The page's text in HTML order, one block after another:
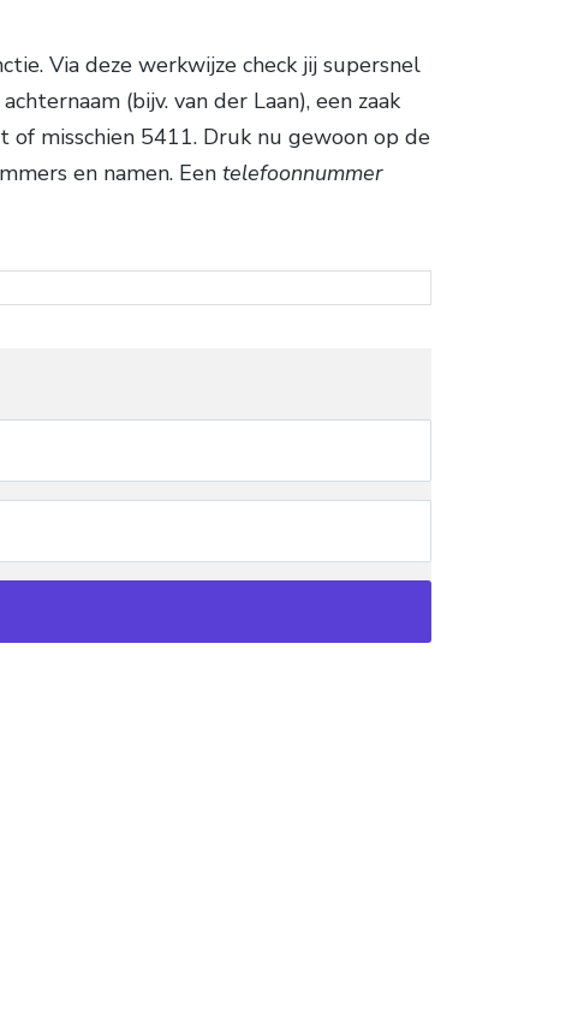
Via deze werkwijze check jij supersnel
(bijv. van der Laan), een zaak
of misschien 5411. Druk nu gewoon op de
en namen. Eentelefoonnummer